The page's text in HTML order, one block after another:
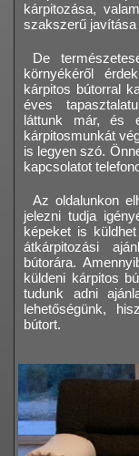
kárpitozása,
szakszerű javítása
De
környékéről
kárpitos bútorral
éves
láttunk már, és
kárpitosmunkát
is legyen szó.
kapcsolatot
Az oldalunkon
jelezni tudja
képeket is
átkárpitozási
bútorára.
küldeni kárpitos
tudunk adni
lehetőségünk,
bútort.